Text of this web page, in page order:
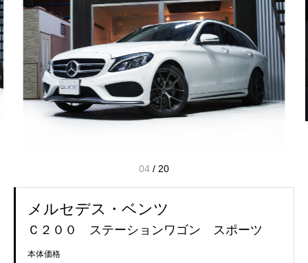
04 / 20
メルセデス・ベンツ
Ｃ２００ ステーションワゴン スポーツ
本体価格